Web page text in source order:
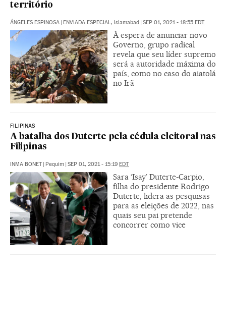
território
ÁNGELES ESPINOSA | ENVIADA ESPECIAL, Islamabad | SEP 01, 2021 - 18:55 EDT
À espera de anunciar novo
Governo, grupo radical
revela que seu líder supremo
será a autoridade máxima do
país, como no caso do aiatolá
no Irã
FILIPINAS
A batalha dos Duterte pela cédula eleitoral nas
Filipinas
INMA BONET | Pequim | SEP 01, 2021 - 15:19 EDT
Sara ‘Isay’ Duterte-Carpio,
filha do presidente Rodrigo
Duterte, lidera as pesquisas
para as eleições de 2022, nas
quais seu pai pretende
concorrer como vice